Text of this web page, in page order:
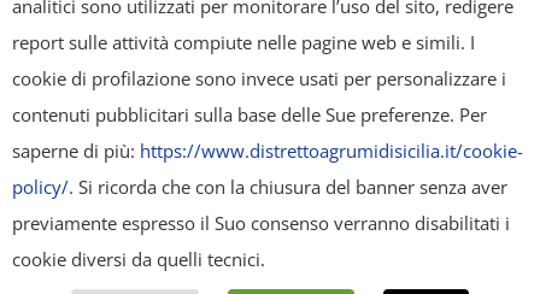
Sicilia" e tutelati dal diritto d’autore. È pertanto vietato copiarli,
pubblicarli, riscriverli, commercializzarli, distribuirli, anche soltanto in
parte. Tutti i documenti presenti su questo sito, disponibili gratuitamente
per il download, sono da intendere esclusivamente per uso personale.
Possono essere ridistribuiti, sempre gratuitamente e senza alcun fine
forma (testi, immagini, grafica, layout), mantenendo chiaramente
"Distretto Produttivo Agrumi di Sicilia" come titolare del contenuto. Ogni
analitici sono utilizzati per monitorare l’uso del sito, redigere
report sulle attività compiute nelle pagine web e simili. I
cookie di profilazione sono invece usati per personalizzare i
contenuti pubblicitari sulla base delle Sue preferenze. Per
saperne di più: https://www.distrettoagrumidisicilia.it/cookie-
policy/. Si ricorda che con la chiusura del banner senza aver
previamente espresso il Suo consenso verranno disabilitati i
cookie diversi da quelli tecnici.